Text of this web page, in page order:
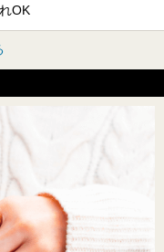
OK